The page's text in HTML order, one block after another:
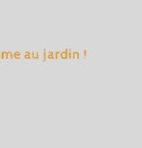
au jardin !